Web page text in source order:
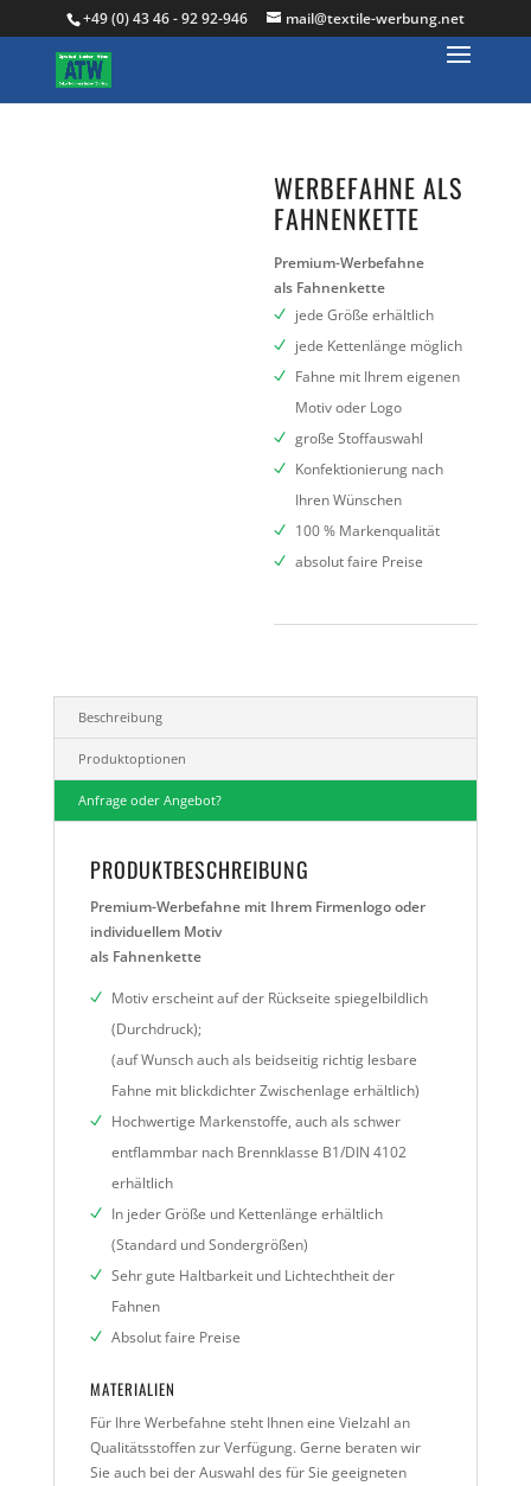
+49 (0) 43 46 - 92 92-946 mail@textile-werbung.net
WERBEFAHNE ALS
FAHNENKETTE
Premium-Werbefahne
als Fahnenkette
jede Größe erhältlich
jede Kettenlänge möglich
Fahne mit Ihrem eigenen
Motiv oder Logo
große Stoffauswahl
Konfektionierung nach
Ihren Wünschen
100 % Markenqualität
absolut faire Preise
Beschreibung
Produktoptionen
Anfrage oder Angebot?
PRODUKTBESCHREIBUNG
Premium-Werbefahne mit Ihrem Firmenlogo oder
individuellem Motiv
als Fahnenkette
Motiv erscheint auf der Rückseite spiegelbildlich
(Durchdruck);
(auf Wunsch auch als beidseitig richtig lesbare
Fahne mit blickdichter Zwischenlage erhältlich)
Hochwertige Markenstoffe, auch als schwer
entflammbar nach Brennklasse B1/DIN 4102
erhältlich
In jeder Größe und Kettenlänge erhältlich
(Standard und Sondergrößen)
Sehr gute Haltbarkeit und Lichtechtheit der
Fahnen
Absolut faire Preise
MATERIALIEN
Für Ihre Werbefahne steht Ihnen eine Vielzahl an
Qualitätsstoffen zur Verfügung. Gerne beraten wir
Sie auch bei der Auswahl des für Sie geeigneten